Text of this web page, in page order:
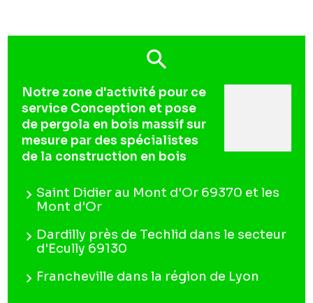
Notre zone d'activité pour ce
service Conception et pose
de pergola en bois massif sur
mesure par des spécialistes
de la construction en bois
Saint Didier au Mont d'Or 69370 et les
Mont d'Or
Dardilly près de Techlid dans le secteur
d'Ecully 69130
Francheville dans la région de Lyon